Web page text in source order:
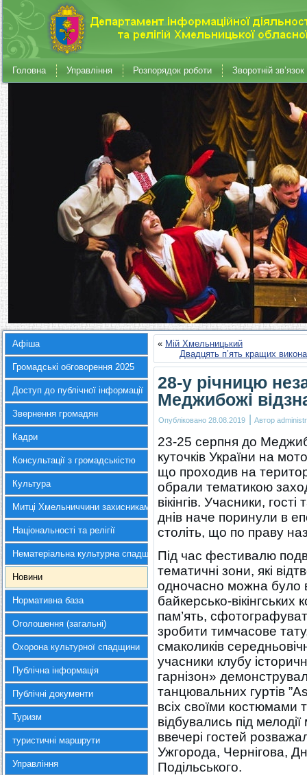
Головна Управління Розпорядок роботи Зворотній зв’язок
Афіша
Громадські обговорення 2025
Доступ до публічної інформації
Звернення громадян
Кадри
Консультації з громадськістю
Культура
Митці Хмельниччини захисникам України
Національності та релігії
Нематеріальна культурна спадщина
Новини
Нормативна база
Оголошення (загальні)
Охорона культурної спадщини
Публічна інформація
Публічні документи
Туризм
туристичні маршрути
Управління
« Мій Хмельницький
Двадцять п’ять кращих
28-у річницю
Меджибожі
Опубліковано 28.08.2019 | Автор
23-25 серпня до
куточків України на
що проходив на
обрали тематикою
вікінгів. Учасники,
днів наче поринули в
століть, що по праву
Під час фестивалю
тематичні зони, які
одночасно можна було
байкерсько-
пам’ять,
зробити тимчасове
смаколиків
учасники клубу
гарнізон»
танцювальних гуртів
всіх своїми костюмами
відбувались під
ввечері гостей
Ужгорода, Чернігова,
Подільського.